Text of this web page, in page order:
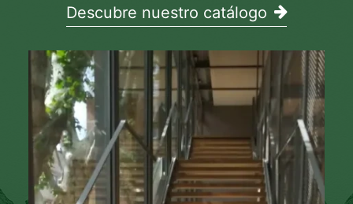
Descubre nuestro catálogo